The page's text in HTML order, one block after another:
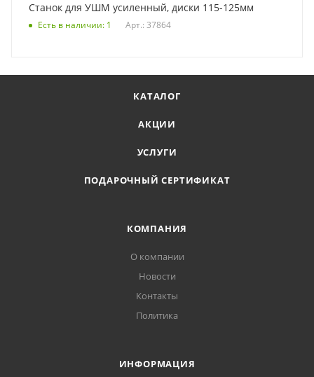
Станок для УШМ усиленный, диски 115-125мм
Есть в наличии: 1 Арт.: 37864
КАТАЛОГ
АКЦИИ
УСЛУГИ
ПОДАРОЧНЫЙ СЕРТИФИКАТ
КОМПАНИЯ
О компании
Новости
Контакты
Политика
ИНФОРМАЦИЯ